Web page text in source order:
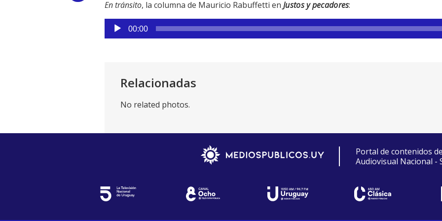
En tránsito, la columna de Mauricio Rabuffetti en Justos y pecadores:
Reproductor
de
00:00
Relacionadas
No related photos.
Portal de contenidos
Audiovisual Nacional -